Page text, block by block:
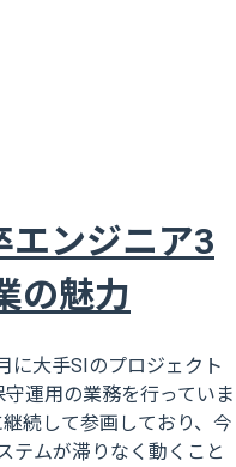
エンジニア3
の魅力
に大手SIのプロジェクト
運用の業務を行っていま
続して参画しており、今
テムが滞りなく動くこと